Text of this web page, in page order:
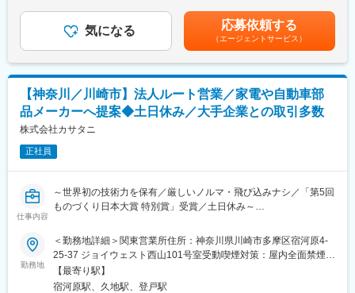
の配置、色彩計画など、建物内部に関わるさまざまな要素を総合
的に考慮し、引き渡しまでご担当いただきます。
ブコンから依頼を受けるものですが、自社ECサイトを持つ当社で
はお客様と直接取引を実現。
そのため、お客様に低価格高品質のサービスを提供することがで
きています。高い評価も受けており、今後さらに依頼が増えてい
■施工実績
・焼肉チェーン・牛角（武蔵小杉店・武蔵中原店）
・CPGゴルフ
実績がございます。
■当社について：
2010年から空調設備の設計・工事をメイン事業としてスタート
あなたの経験や能力などを考慮して初任給額を決定いたします。■
昇給年1回（1月）■賞与年2回（8月・11月）賃金はあくまでも目
安の金額であり、選考を通じて上下する可能性があります。月給
(月額)は固定手当を含めた表記です。
気になる 応募依頼する
（エージェントサービス）
【神奈川／川崎市】法人ルート営業／家電や自動車部
品メーカーへ提案◆土日休み／大手企業との取引多数
株式会社カサタニ
正社員
仕事内容
～世界初の技術力を保有／厳しいノルマ・飛び込みナシ／「第5回
ものづくり日本大賞 特別賞」受賞／土日休み～
■業務内容：
高品質の技術を大手メーカーなどに提供している当社にて、取引
先である家電、自動車部品メーカーへ新商品の提案営業やフォロ
ー業務をご担当いただきます。
勤務地
＜勤務地詳細＞関東営業所住所：神奈川県川崎市多摩区宿河原4-
25-37 ジョイウェスト西山101号室受動喫煙対策：屋内全面禁煙変
更の範囲：会社の定める事業所
【最寄り駅】
宿河原駅、久地駅、登戸駅